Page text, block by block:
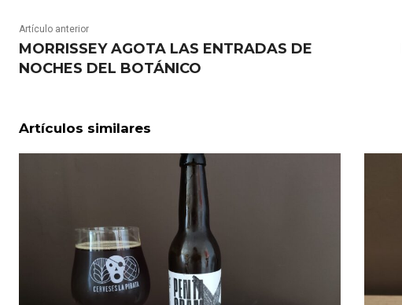
Artículo anterior
MORRISSEY AGOTA LAS ENTRADAS DE
NOCHES DEL BOTÁNICO
Artículos similares